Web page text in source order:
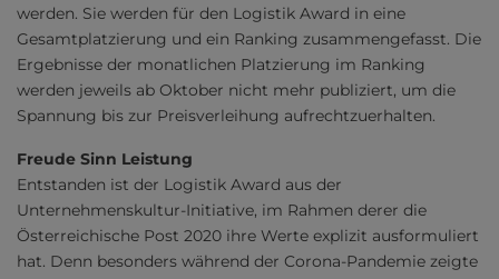
werden. Sie werden für den Logistik Award in eine
Gesamtplatzierung und ein Ranking zusammengefasst. Die
Ergebnisse der monatlichen Platzierung im Ranking
werden jeweils ab Oktober nicht mehr publiziert, um die
Spannung bis zur Preisverleihung aufrechtzuerhalten.
Freude Sinn Leistung
Entstanden ist der Logistik Award aus der
Unternehmenskultur-Initiative, im Rahmen derer die
Österreichische Post 2020 ihre Werte explizit ausformuliert
hat. Denn besonders während der Corona-Pandemie zeigte